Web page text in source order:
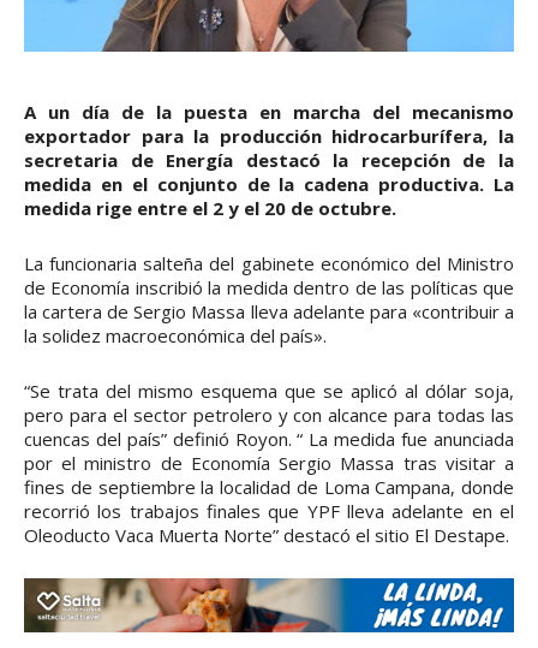
A un día de la puesta en marcha del mecanismo
exportador para la producción hidrocarburífera, la
secretaria de Energía destacó la recepción de la
medida en el conjunto de la cadena productiva. La
medida rige entre el 2 y el 20 de octubre.
La funcionaria salteña del gabinete económico del Ministro
de Economía inscribió la medida dentro de las políticas que
la cartera de Sergio Massa lleva adelante para «contribuir a
la solidez macroeconómica del país».
“Se trata del mismo esquema que se aplicó al dólar soja,
pero para el sector petrolero y con alcance para todas las
cuencas del país” definió Royon. “ La medida fue anunciada
por el ministro de Economía Sergio Massa tras visitar a
fines de septiembre la localidad de Loma Campana, donde
recorrió los trabajos finales que YPF lleva adelante en el
Oleoducto Vaca Muerta Norte” destacó el sitio El Destape.